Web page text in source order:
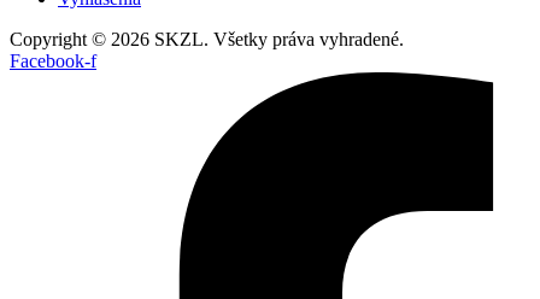
Copyright © 2026 SKZL. Všetky práva vyhradené.
Facebook-f